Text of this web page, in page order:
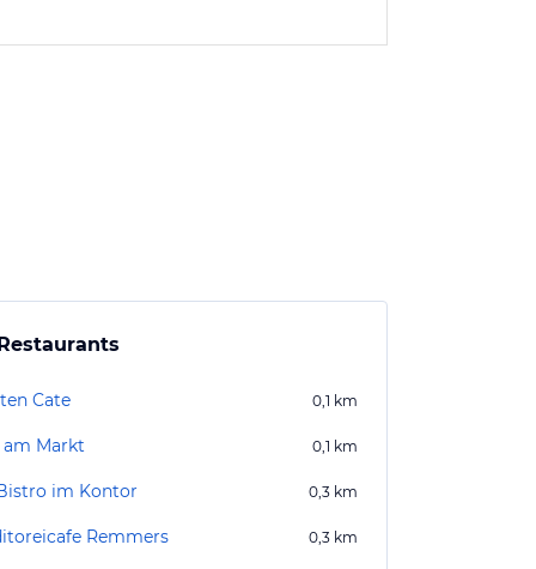
Cate 0,1 km
am Markt 0,1 km
im Kontor 0,3 km
Remmers 0,3 km